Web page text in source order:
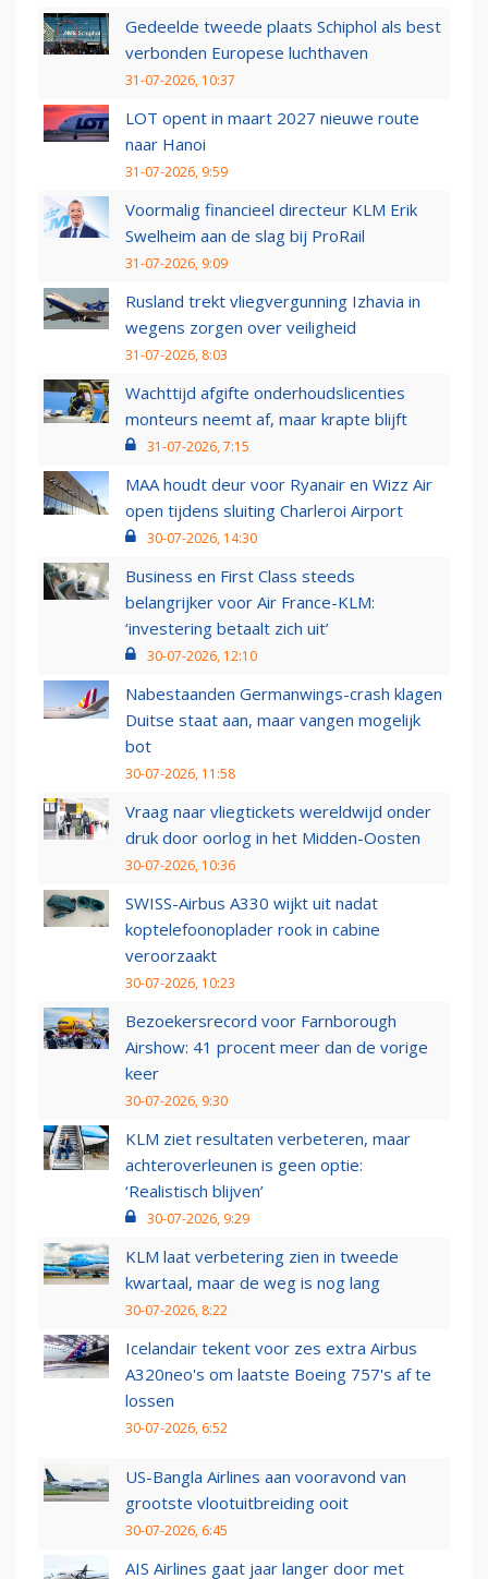
Gedeelde tweede plaats Schiphol als best
verbonden Europese luchthaven
31-07-2026, 10:37
LOT opent in maart 2027 nieuwe route
naar Hanoi
31-07-2026, 9:59
Voormalig financieel directeur KLM Erik
Swelheim aan de slag bij ProRail
31-07-2026, 9:09
Rusland trekt vliegvergunning Izhavia in
wegens zorgen over veiligheid
31-07-2026, 8:03
Wachttijd afgifte onderhoudslicenties
monteurs neemt af, maar krapte blijft
31-07-2026, 7:15
MAA houdt deur voor Ryanair en Wizz Air
open tijdens sluiting Charleroi Airport
30-07-2026, 14:30
Business en First Class steeds
belangrijker voor Air France-KLM:
‘investering betaalt zich uit’
30-07-2026, 12:10
Nabestaanden Germanwings-crash klagen
Duitse staat aan, maar vangen mogelijk
bot
30-07-2026, 11:58
Vraag naar vliegtickets wereldwijd onder
druk door oorlog in het Midden-Oosten
30-07-2026, 10:36
SWISS-Airbus A330 wijkt uit nadat
koptelefoonoplader rook in cabine
veroorzaakt
30-07-2026, 10:23
Bezoekersrecord voor Farnborough
Airshow: 41 procent meer dan de vorige
keer
30-07-2026, 9:30
KLM ziet resultaten verbeteren, maar
achteroverleunen is geen optie:
‘Realistisch blijven’
30-07-2026, 9:29
KLM laat verbetering zien in tweede
kwartaal, maar de weg is nog lang
30-07-2026, 8:22
Icelandair tekent voor zes extra Airbus
A320neo's om laatste Boeing 757's af te
lossen
30-07-2026, 6:52
US-Bangla Airlines aan vooravond van
grootste vlootuitbreiding ooit
30-07-2026, 6:45
AIS Airlines gaat jaar langer door met